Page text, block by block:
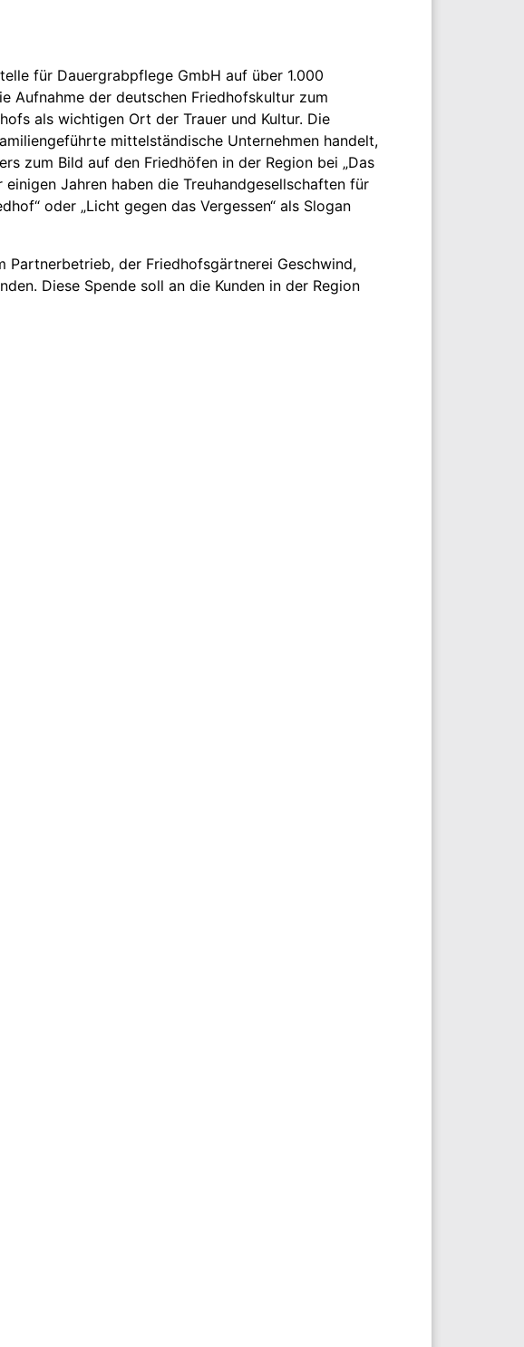
für Dauergrabpflege GmbH auf über 1.000
Aufnahme der deutschen Friedhofskultur zum
als wichtigen Ort der Trauer und Kultur. Die
mittelständische Unternehmen handelt,
zum Bild auf den Friedhöfen in der Region bei „Das
Jahren haben die Treuhandgesellschaften für
oder „Licht gegen das Vergessen“ als Slogan
Partnerbetrieb, der Friedhofsgärtnerei Geschwind,
Diese Spende soll an die Kunden in der Region